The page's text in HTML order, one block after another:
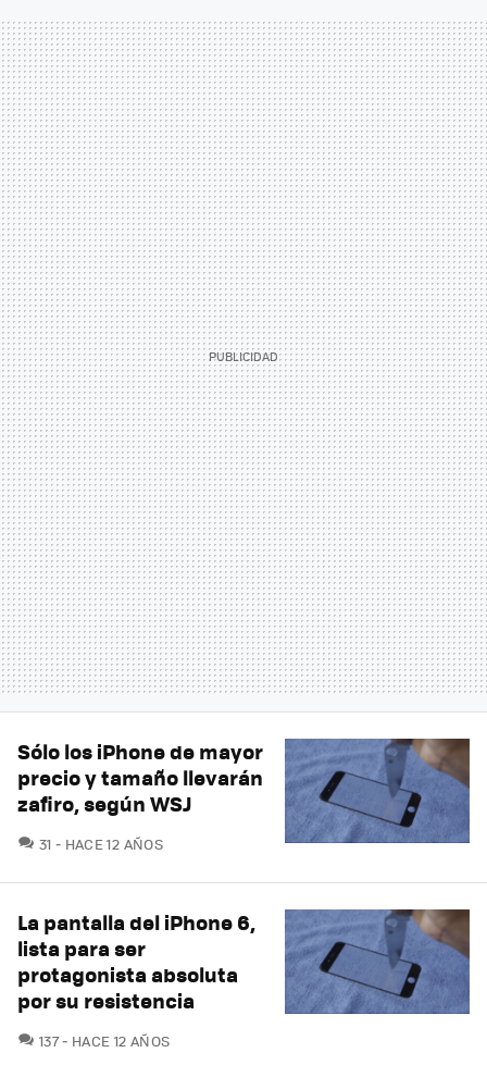
Sólo los iPhone de mayor
precio y tamaño llevarán
zafiro, según WSJ
31 COMENTARIOS
HACE 12 AÑOS
La pantalla del iPhone 6,
lista para ser
protagonista absoluta
por su resistencia
137COMENTARIOS
HACE 12 AÑOS